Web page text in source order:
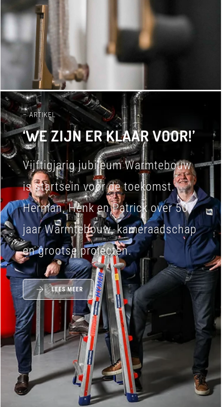
– ARTIKEL
‘WE ZIJN ER KLAAR VOOR!’
Vijftigjarig jubileum Warmtebouw
is startsein voor de toekomst.
Herman, Henk en Patrick over 50
jaar Warmtebouw, kameraadschap
en grootse projecten.
LEES MEER